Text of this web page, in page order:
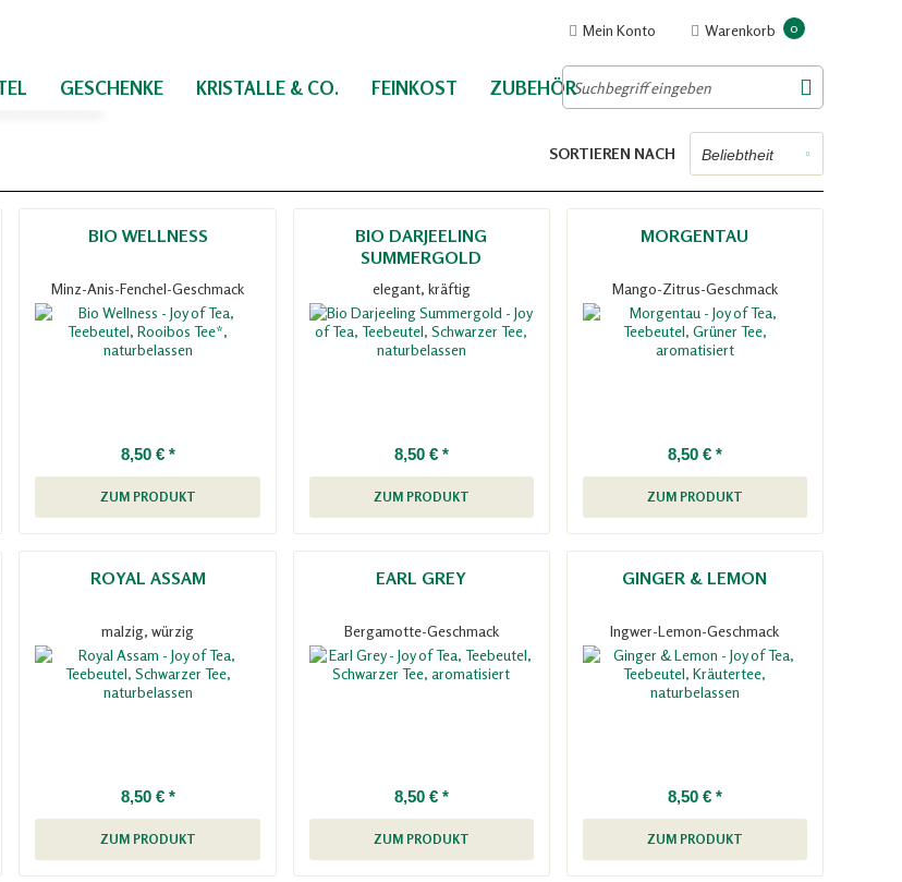
Warenkorb 0
Mein Konto
GESCHENKE KRISTALLE & CO. FEINKOST ZUBEHÖR
SORTIEREN NACH
BIO WELLNESS
Minz-Anis-Fenchel-Geschmack
8,50 € *
ZUM PRODUKT
BIO DARJEELING
SUMMERGOLD
elegant, kräftig
8,50 € *
ZUM PRODUKT
MORGENTAU
Mango-Zitrus-Geschmack
8,50 € *
ZUM PRODUKT
ROYAL ASSAM
malzig, würzig
8,50 € *
ZUM PRODUKT
EARL GREY
Bergamotte-Geschmack
8,50 € *
ZUM PRODUKT
GINGER & LEMON
Ingwer-Lemon-Geschmack
8,50 € *
ZUM PRODUKT